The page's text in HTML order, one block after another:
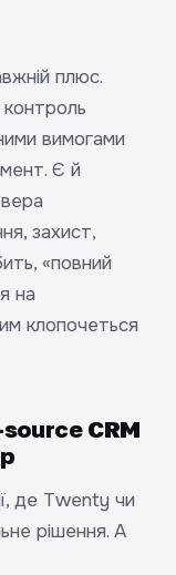
плюс.
вимогами
Є й
захист,
«повний
на
клопочеться
CRM
де Twenty чи
рішення. А